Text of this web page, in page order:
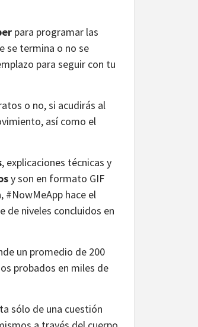
para programar las
se termina o no se
para seguir con tu
o no, si acudirás al
así como el
, explicaciones técnicas y
y son en formato GIF
#NowMeApp hace el
de niveles concluidos en
un promedio de 200
probados en miles de
sólo de una cuestión